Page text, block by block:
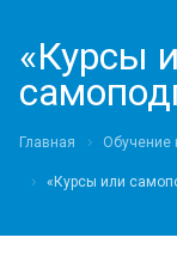
«Курсы
Главная Обучение
«Курсы или